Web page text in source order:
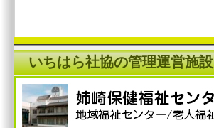
いちはら社協の管理運営施設